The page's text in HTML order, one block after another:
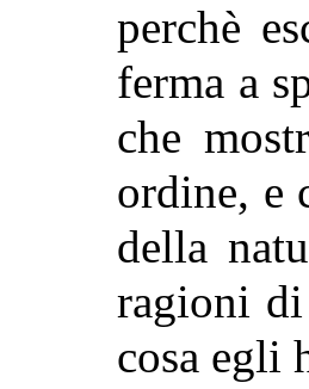
perchè
ferma a
che
ordine, e
della
ragioni
cosa egli